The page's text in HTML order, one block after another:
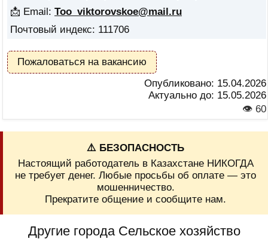
📩 Email: Too_viktorovskoe@mail.ru
Почтовый индекс: 111706
Пожаловаться на вакансию
Опубликовано: 15.04.2026
Актуально до: 15.05.2026
👁 60
⚠️ БЕЗОПАСНОСТЬ
Настоящий работодатель в Казахстане НИКОГДА
не требует денег. Любые просьбы об оплате — это
мошенничество.
Прекратите общение и сообщите нам.
Другие города Сельское хозяйство